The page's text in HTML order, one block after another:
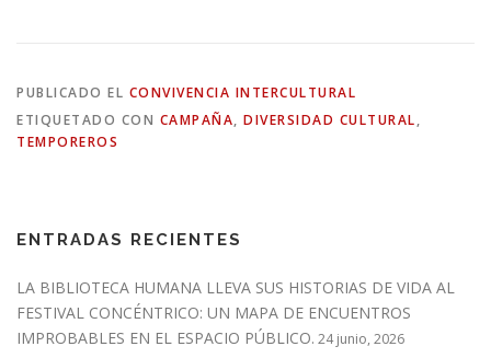
PUBLICADO EL CONVIVENCIA INTERCULTURAL
ETIQUETADO CON CAMPAÑA, DIVERSIDAD CULTURAL,
TEMPOREROS
ENTRADAS RECIENTES
LA BIBLIOTECA HUMANA LLEVA SUS HISTORIAS DE VIDA AL
FESTIVAL CONCÉNTRICO: UN MAPA DE ENCUENTROS
IMPROBABLES EN EL ESPACIO PÚBLICO. 24 junio, 2026